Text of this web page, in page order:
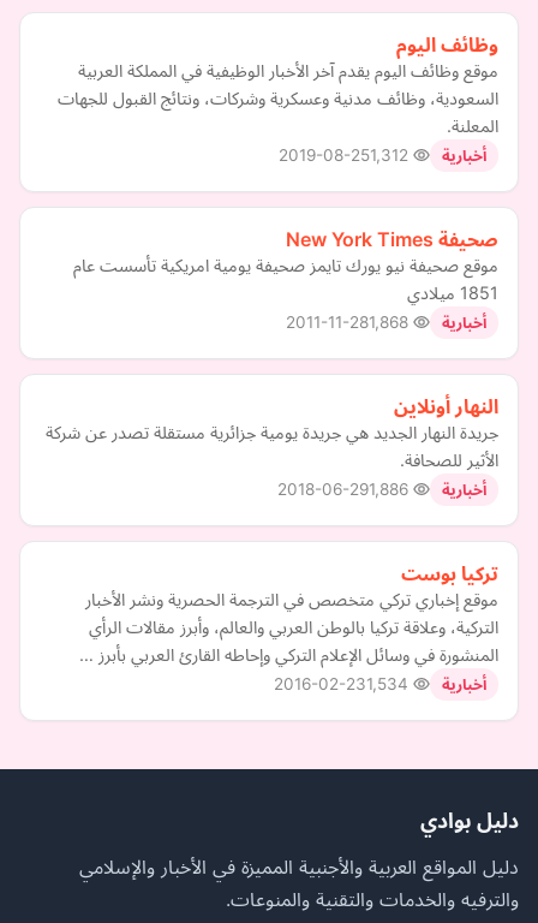
وظائف اليوم
موقع وظائف اليوم يقدم آخر الأخبار الوظيفية في المملكة العربية
السعودية، وظائف مدنية وعسكرية وشركات، ونتائج القبول للجهات
المعلنة.
أخبارية 2019-08-25
صحيفة New York Times
موقع صحيفة نيو يورك تايمز صحيفة يومية امريكية تأسست عام
1851 ميلادي
أخبارية 2011-11-28
النهار أونلاين
جريدة النهار الجديد هي جريدة يومية جزائرية مستقلة تصدر عن شركة
الأثير للصحافة.
أخبارية 2018-06-29
تركيا بوست
موقع إخباري تركي متخصص في الترجمة الحصرية ونشر الأخبار
التركية، وعلاقة تركيا بالوطن العربي والعالم، وأبرز مقالات الرأي
المنشورة في وسائل الإعلام التركي وإحاطه القارئ العربي بأبرز …
أخبارية 2016-02-23
دليل بوادي
دليل المواقع العربية والأجنبية المميزة في الأخبار والإسلامي
والترفيه والخدمات والتقنية والمنوعات.